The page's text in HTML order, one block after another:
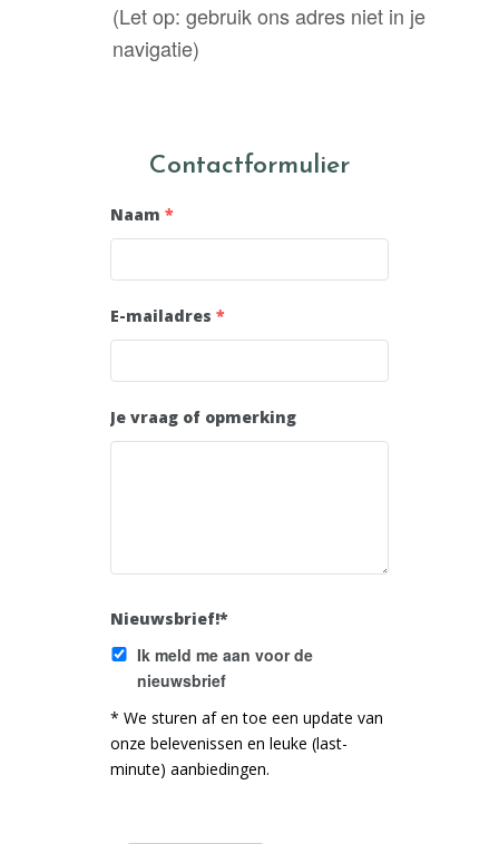
(Let op: gebruik ons adres niet in je
navigatie)
Contactformulier
Naam *
E-mailadres *
Je vraag of opmerking
Nieuwsbrief!*
Ik meld me aan voor de
nieuwsbrief
* We sturen af en toe een update van
onze belevenissen en leuke (last-
minute) aanbiedingen.